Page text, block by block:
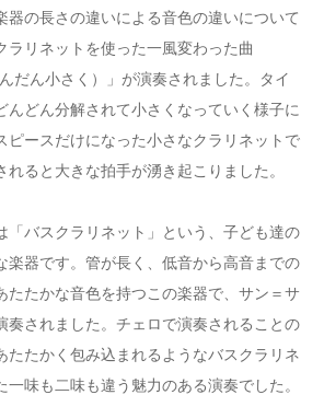
器の長さの違いによる音色の違いについて
ラリネットを使った一風変わった曲
だん小さく）」が演奏されました。タイ
んどん分解されて小さくなっていく様子に
ピースだけになった小さなクラリネットで
ると大きな拍手が湧き起こりました。
「バスクラリネット」という、子ども達の
楽器です。管が長く、低音から高音までの
たたかな音色を持つこの楽器で、サン＝サ
奏されました。チェロで演奏されることの
たたかく包み込まれるようなバスクラリネ
一味も二味も違う魅力のある演奏でした。